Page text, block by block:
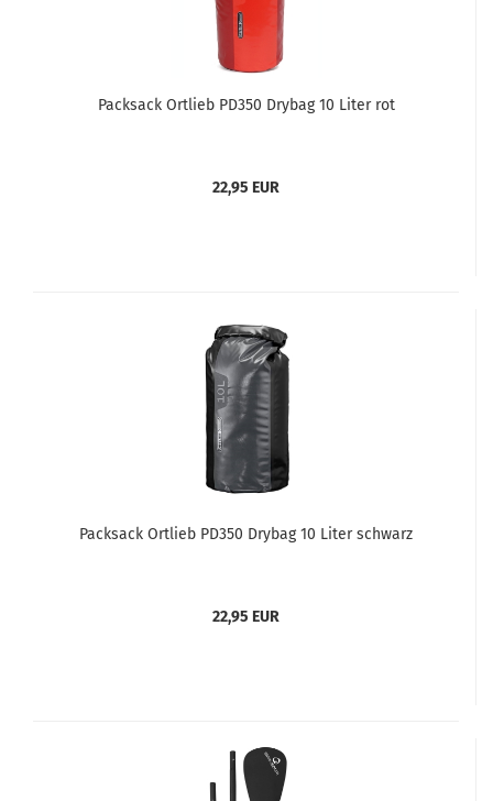
Packsack Ortlieb PD350 Drybag 10 Liter rot
22,95 EUR
Packsack Ortlieb PD350 Drybag 10 Liter schwarz
22,95 EUR